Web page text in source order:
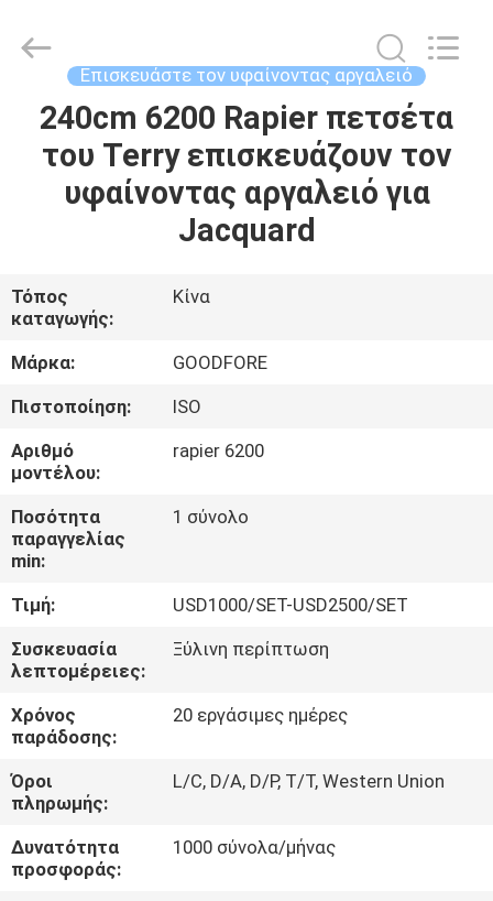
ΣΠΊΤΙ
ΠΡΟΪΌΝΤΑ
ΣΧΕΤΙΚΆ
ΜΕ
ΕΜΆΣ
ΕΠΙΣΚΈΨΕΙΣ
ΣΤΟ
ΕΡΓΟΣΤΆΣΙΟ
ΈΛΕΓΧΟΣ
ΠΟΙΌΤΗΤΑΣ
ΕΠΙΚΟΙΝΩΝΉΣΤΕ
ΜΑΖΊ
ΜΑΣ
ΕΙΔΉΣΕΙΣ
Machinery
Co.,Ltd.
Επισκευάστε τον υφαίνοντας αργαλειό
240cm 6200 Rapier πετσέτα
του Terry επισκευάζουν τον
υφαίνοντας αργαλειό για
Jacquard
Τόπος
καταγωγής:
Κίνα
Μάρκα:
GOODFORE
Πιστοποίηση:
ISO
Αριθμό
μοντέλου:
rapier 6200
Ποσότητα
παραγγελίας
min:
1 σύνολο
Τιμή:
USD1000/SET-USD2500/SET
Συσκευασία
λεπτομέρειες:
Ξύλινη περίπτωση
Χρόνος
παράδοσης:
20 εργάσιμες ημέρες
Όροι
πληρωμής:
L/C, D/A, D/P, T/T, Western Union
Δυνατότητα
προσφοράς:
1000 σύνολα/μήνας